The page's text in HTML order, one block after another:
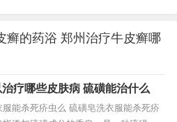
癣的药浴 郑州治疗牛皮癣哪
疗哪些皮肤病 硫磺能治什么
服能杀死疥虫么 硫磺皂洗衣服能杀死疥